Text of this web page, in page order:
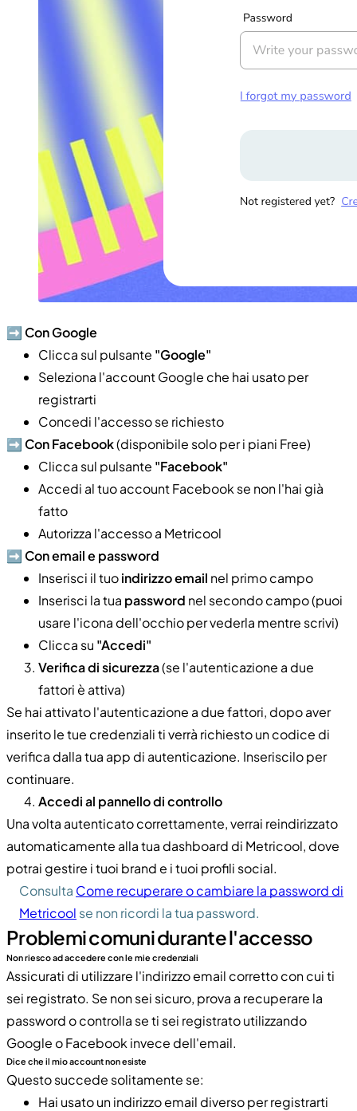
➡️ Con Google
Clicca sul pulsante "Google"
Seleziona l'account Google che hai usato per
registrarti
Concedi l'accesso se richiesto
➡️ Con Facebook(disponibile solo per i piani Free)
Clicca sul pulsante "Facebook"
Accedi al tuo account Facebook se non l'hai già
fatto
Autorizza l'accesso a Metricool
➡️ Con email e password
Inserisci il tuoindirizzo email nel primo campo
Inserisci la tua password nel secondo campo (puoi
usare l'icona dell'occhio per vederla mentre scrivi)
Clicca su "Accedi"
Verifica di sicurezza(se l'autenticazione a due
fattori è attiva)
Se hai attivato l'autenticazione a due fattori, dopo aver
inserito le tue credenziali ti verrà richiesto un codice di
verifica dalla tua app di autenticazione. Inseriscilo per
continuare.
Accedi al pannello di controllo
Una volta autenticato correttamente, verrai reindirizzato
automaticamente alla tua dashboard di Metricool, dove
potrai gestire i tuoi brand e i tuoi profili social.
Consulta Come recuperare o cambiare la password di
Metricool se non ricordi la tua password.
Problemi comuni durante l'accesso
Non riesco ad accedere con le mie credenziali
Assicurati di utilizzare l'indirizzo email corretto con cui ti
sei registrato. Se non sei sicuro, prova a recuperare la
password o controlla se ti sei registrato utilizzando
Google o Facebook invece dell'email.
Dice che il mio account non esiste
Questo succede solitamente se:
Hai usato un indirizzo email diverso per registrarti